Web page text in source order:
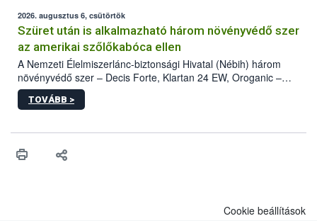
az intenzív felderítést, emellett az intézkedéseket a szlovák
hatósággal is összehangolják a terjedés megállítása érdekében.
2026. augusztus 6, csütörtök
Szüret után is alkalmazható három növényvédő szer
az amerikai szőlőkabóca ellen
A Nemzeti Élelmiszerlánc-biztonsági Hivatal (Nébih) három
növényvédő szer – Decis Forte, Klartan 24 EW, Oroganic –
engedélyokiratát módosította, így azok a szüretet követően,
egészen a vesszőérettség (BBCH 91) stádiumáig
érésű szőlőkben is legyen lehetőség a károsító elleni további
felhasználók számára is elérhető és ökológiai termesztésben is
TOVÁBB >
Cookie beállítások